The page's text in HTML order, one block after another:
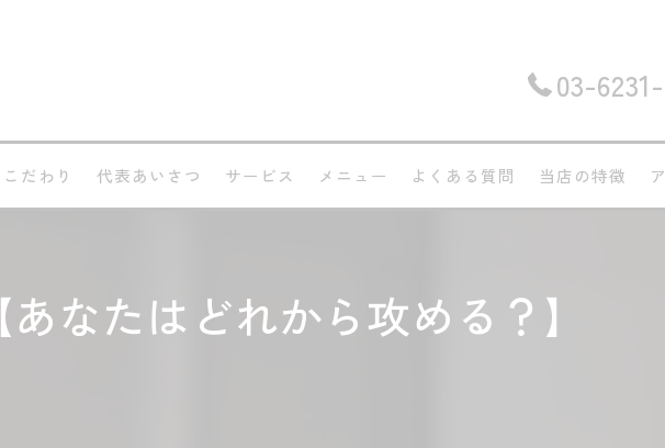
03-
こだわり 代表あいさつ サービス メニュー よくある質問 当店の特徴
ルー
【あなたはどれから攻める？】